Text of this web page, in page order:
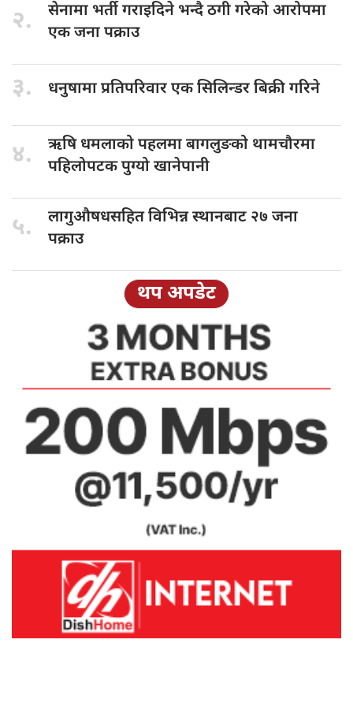
२. सेनामा भर्तीगराइदिने भन्दै ठगी गरेको आरोपमा
एक जना पक्राउ
३. धनुषामा प्रतिपरिवारएक सिलिन्डर बिक्री गरिने
४. ऋषि धमलाकोपहलमा बागलुङको थामचौरमा
पहिलोपटक पुग्यो खानेपानी
५. लागुऔषधसहित विभिन्नस्थानबाट २७ जना
पक्राउ
थप अपडेट